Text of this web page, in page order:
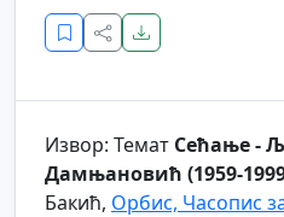
Извор: Темат Сећање -
Дамњановић (1959-
Бакић, Орбис, Часопис